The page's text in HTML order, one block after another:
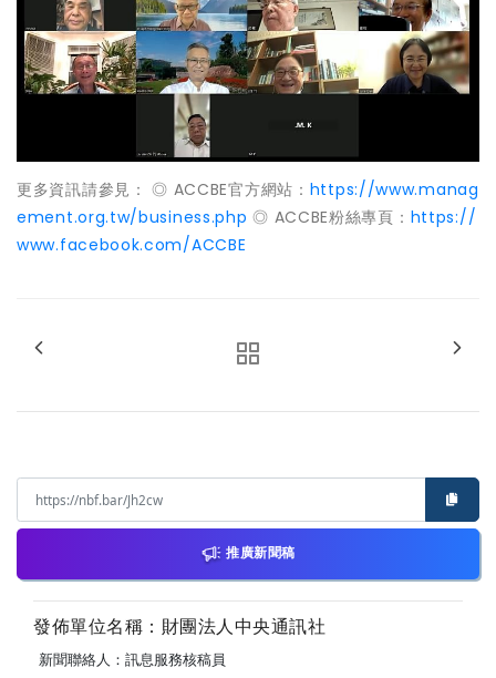
更多資訊請參見： ◎ ACCBE官方網站： https://www.manag
ement.org.tw/business.php ◎ ACCBE粉絲專頁： https://
www.facebook.com/ACCBE
推廣新聞稿
發佈單位名稱：財團法人中央通訊社
新聞聯絡人：訊息服務核稿員